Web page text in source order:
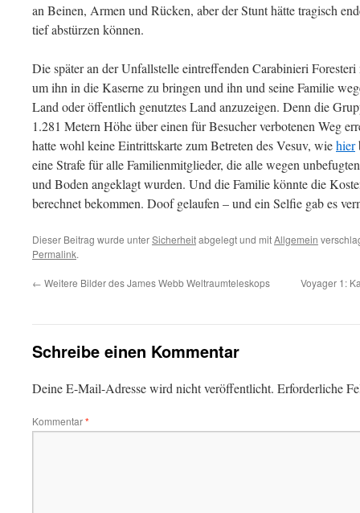
an Beinen, Armen und Rücken, aber der Stunt hätte tragisch
tief abstürzen können.
Die später an der Unfallstelle eintreffenden Carabinieri
um ihn in die Kaserne zu bringen und ihn und seine Familie
Land oder öffentlich genutztes Land anzuzeigen. Denn die
1.281 Metern Höhe über einen für Besucher verbotenen Weg
hatte wohl keine Eintrittskarte zum Betreten des Vesuv, wiehier
eine Strafe für alle Familienmitglieder, die alle wegen
und Boden angeklagt wurden. Und die Familie könnte die
berechnet bekommen. Doof gelaufen – und ein Selfie gab es
Dieser Beitrag wurde unterSicherheitabgelegt und mitAllgemein
Permalink.
← Weitere Bilder des James Webb Weltraumteleskops Voyager 1:
Schreibe einen Kommentar
Deine E-Mail-Adresse wird nicht veröffentlicht. Erforderliche
Kommentar*